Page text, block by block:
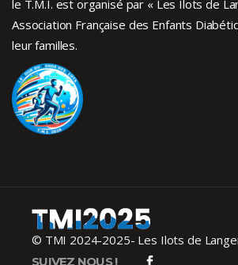
le T.M.I. est organisé par « Les Ilots de
Association Française des Enfants
leur familles.
© TMI 2024-2025- Les Ilots de
SUIVEZ NOUS !